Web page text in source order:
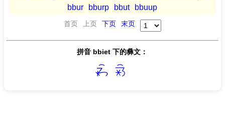
bbur
bburp bbut bbuup
首页 上页 下页 末页
拼音 bbiet 下的彝文：
 